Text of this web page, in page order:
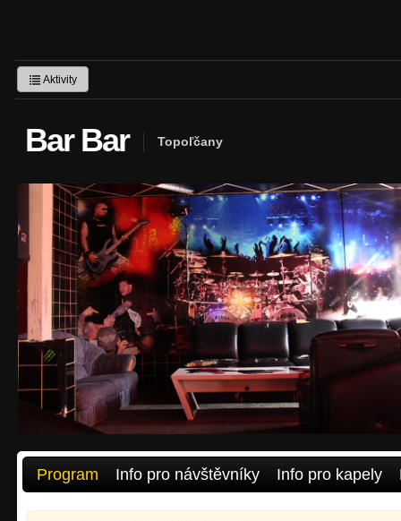
Aktivity
Bar Bar Topoľčany
Program Info pro návštěvníky Info pro kapely